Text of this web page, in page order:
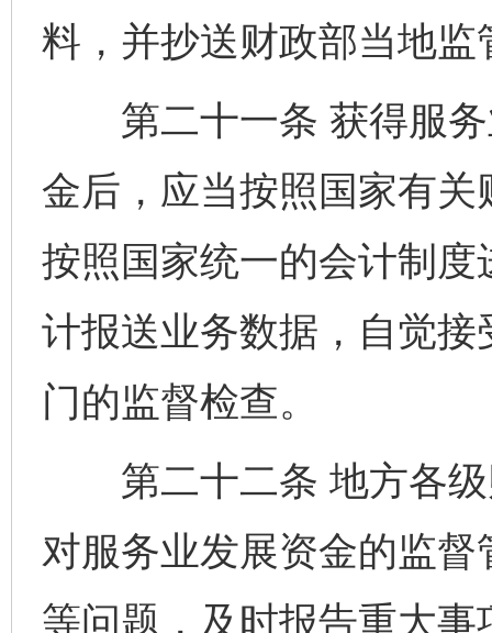
料，并抄送财政部当地
第二十一条 获得服务
金后，应当按照国家有
按照国家统一的会计制
计报送业务数据，自觉
门的监督检查。
第二十二条 地方各级
对服务业发展资金的监
等问题，及时报告重大